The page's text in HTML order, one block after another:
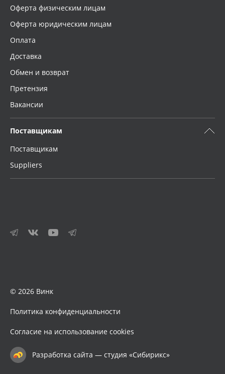
Оферта физическим лицам
Оферта юридическим лицам
Оплата
Доставка
Обмен и возврат
Претензия
Вакансии
Поставщикам
Поставщикам
Suppliers
© 2026 Винк
Политика конфиденциальности
Согласие на использование cookies
Разработка сайта — студия «Сибирикс»